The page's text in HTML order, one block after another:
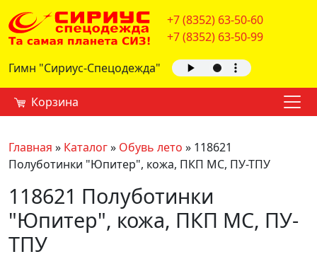
+7 (8352) 63-50-60
+7 (8352) 63-50-99
Гимн "Сириус-Спецодежда"
Корзина
Главная » Каталог» Обувь лето » 118621
Полуботинки "Юпитер", кожа, ПКП МС, ПУ-ТПУ
118621 Полуботинки
"Юпитер", кожа, ПКП МС, ПУ-
ТПУ